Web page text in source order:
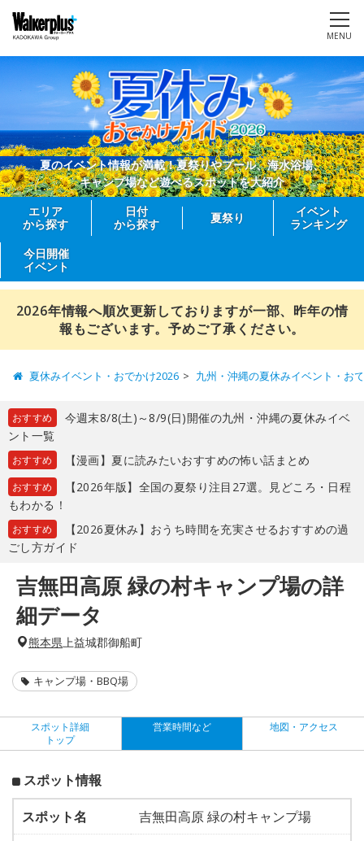
MENU
夏のイベント情報が満載！夏祭りやプール、海水浴場、
キャンプ場など遊べるスポットを大紹介
エリア
から探す
日付
から探す
夏祭り
イベント
ランキング
今日開催
イベント
2026年情報へ順次更新しておりますが一部、昨年の情
報もございます。予めご了承ください。
夏休みイベント・おでかけ2026 九州・沖縄の夏休みイベント・お
おすすめ
今週末8/8(土)～8/9(日)開催の九州・沖縄の夏休みイベ
ント一覧
おすすめ 【漫画】夏に読みたいおすすめの怖い話まとめ
おすすめ
【2026年版】全国の夏祭り注目27選。見どころ・日程
もわかる！
おすすめ
【2026夏休み】おうち時間を充実させるおすすめの過
ごし方ガイド
吉無田高原 緑の村キャンプ場の詳
細データ
熊本県 上益城郡御船町
キャンプ場・BBQ場
スポット詳細
トップ
営業時間など 地図・アクセス
スポット情報
スポット名
吉無田高原 緑の村キャンプ場